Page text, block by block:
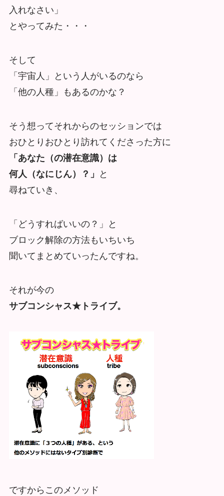
入れなさい」
とやってみた・・・
そして
「宇宙人」という人がいるのなら
「他の人種」もあるのかな？
そう想ってそれからのセッションでは
おひとりおひとり訪れてくださった方に
「あなた（の潜在意識）は
何人（なにじん）？」
と
尋ねていき、
「どうすればいいの？」と
ブロック解除の方法もいちいち
聞いてまとめていったんですね。
それが今の
サブコンシャス★トライブ。
ですからこのメソッド